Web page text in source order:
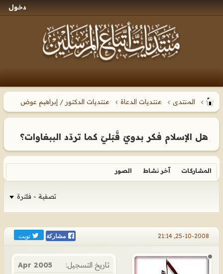
دخول
المنتدى منتديات الدعاة منتديات الدكتور / إبراهيم عوض
هل الإسلام فكر بدويّ قَبَليّ كما تردّد الببغاوات؟
المشاركات آخر نشاط الصور
تصفية - فلترة
25-10-2008, 21:14 مشاركة تويت
تاريخ التسجيل:
Apr 2005